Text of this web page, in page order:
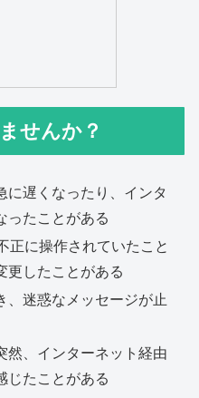
せんか？
に遅くなったり、インタ
ったことがある
正に操作されていたこと
更したことがある
、迷惑なメッセージが止
然、インターネット経由
じたことがある